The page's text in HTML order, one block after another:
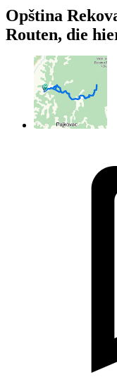
Opština
Routen, die